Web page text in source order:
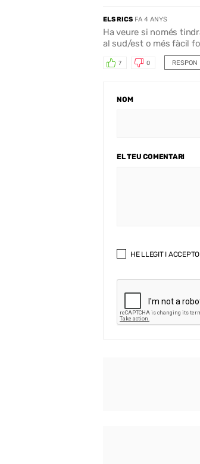
ELS RICS FA 4 ANYS
Ha veure si només
al sud/est o més fàcil
RESPON
7 0
NOM
EL TEU COMENTARI
HE LLEGIT I